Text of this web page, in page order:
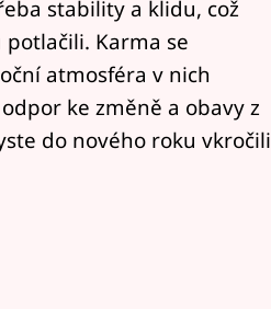
stability a klidu, což
Karma se
atmosféra v nich
ke změně a obavy z
do nového roku vkročili